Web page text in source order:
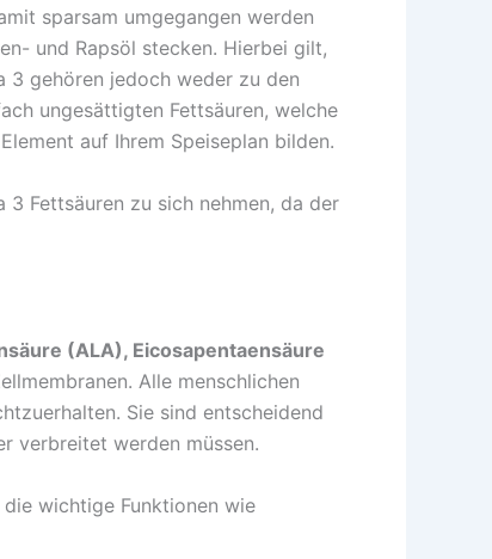
sparsam umgegangen werden
und Rapsöl stecken. Hierbei gilt,
3 gehören jedoch weder zu den
ungesättigten Fettsäuren, welche
auf Ihrem Speiseplan bilden.
3 Fettsäuren zu sich nehmen, da der
(ALA), Eicosapentaensäure
Alle menschlichen
Sie sind entscheidend
verbreitet werden müssen.
wichtige Funktionen wie